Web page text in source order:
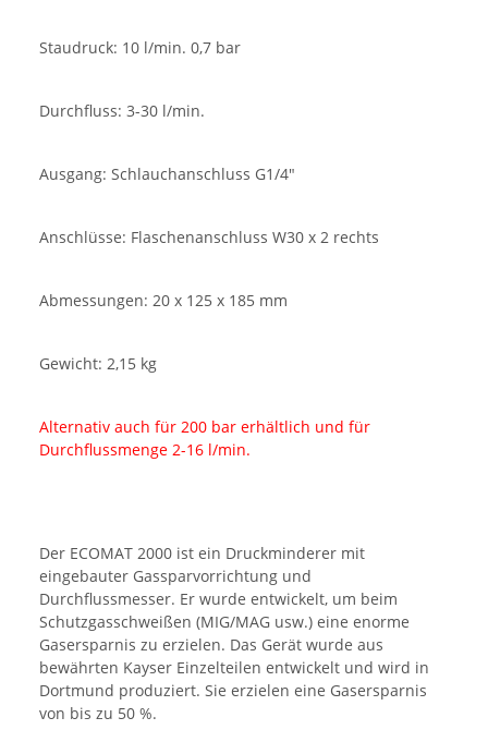
Staudruck: 10 l/min. 0,7 bar
Durchfluss: 3-30 l/min.
Ausgang: Schlauchanschluss G1/4"
Anschlüsse: Flaschenanschluss W30 x 2 rechts
Abmessungen: 20 x 125 x 185 mm
Gewicht: 2,15 kg
Alternativ auch für 200 bar erhältlich und für
Durchflussmenge 2-16 l/min.
Der ECOMAT 2000 ist ein Druckminderer mit
eingebauter Gassparvorrichtung und
Durchflussmesser. Er wurde entwickelt, um beim
Schutzgasschweißen (MIG/MAG usw.) eine enorme
Gasersparnis zu erzielen. Das Gerät wurde aus
bewährten Kayser Einzelteilen entwickelt und wird in
Dortmund produziert. Sie erzielen eine Gasersparnis
von bis zu 50 %.